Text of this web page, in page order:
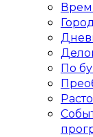
По